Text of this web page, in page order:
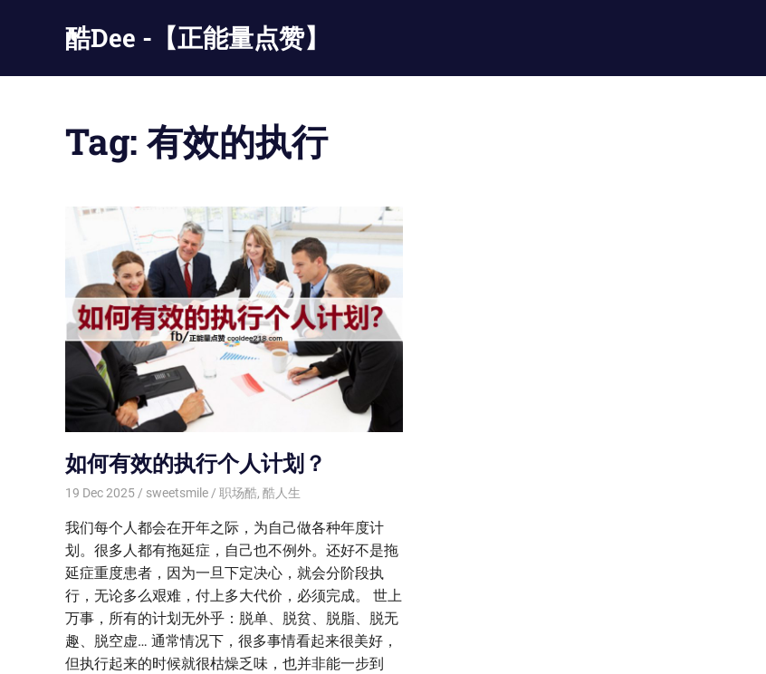
酷Dee -【正能量点赞】
酷
只
酷
Tag: 有效的执行
如何有效的执行个人计划？
19 Dec 2025 sweetsmile 职场酷, 酷人生
我们每个人都会在开年之际，为自己做各种年度计
划。很多人都有拖延症，自己也不例外。还好不是拖
延症重度患者，因为一旦下定决心，就会分阶段执
行，无论多么艰难，付上多大代价，必须完成。 世上
万事，所有的计划无外乎：脱单、脱贫、脱脂、脱无
趣、脱空虚… 通常情况下，很多事情看起来很美好，
但执行起来的时候就很枯燥乏味，也并非能一步到